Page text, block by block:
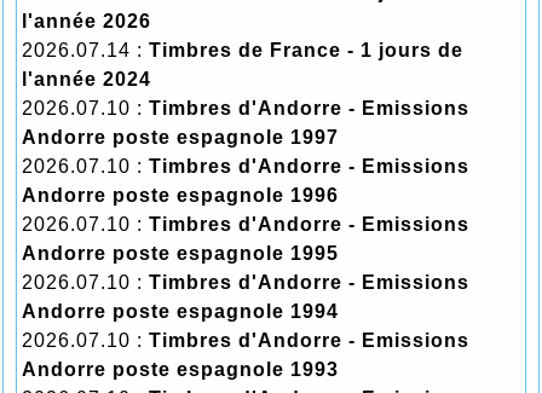
l'année 2026
2026.07.14 : Timbres de France - 1 jours de
l'année 2024
2026.07.10 : Timbres d'Andorre - Emissions
Andorre poste espagnole 1997
2026.07.10 : Timbres d'Andorre - Emissions
Andorre poste espagnole 1996
2026.07.10 : Timbres d'Andorre - Emissions
Andorre poste espagnole 1995
2026.07.10 : Timbres d'Andorre - Emissions
Andorre poste espagnole 1994
2026.07.10 : Timbres d'Andorre - Emissions
Andorre poste espagnole 1993